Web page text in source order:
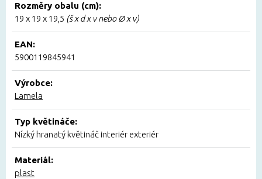
Rozměry obalu (cm):
19 x 19 x 19,5 (š x d x v nebo Ø x v)
EAN:
5900119845941
Výrobce:
Lamela
Typ květináče:
Nízký hranatý květináč interiér exteriér
Materiál:
plast